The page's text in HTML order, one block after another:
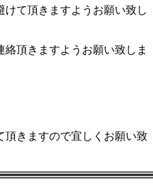
けて頂きますようお願い致し
絡頂きますようお願い致しま
頂きますので宜しくお願い致